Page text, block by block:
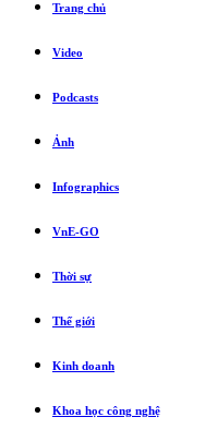
Trang chủ
Video
Podcasts
Ảnh
Infographics
VnE-GO
Thời sự
Thế giới
Kinh doanh
Khoa học công nghệ